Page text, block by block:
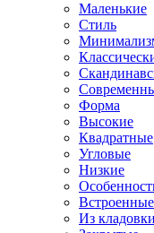
Маленькие
Стиль
Форма
Высокие
Квадратные
Угловые
Низкие
Встроенные
Из кладовки